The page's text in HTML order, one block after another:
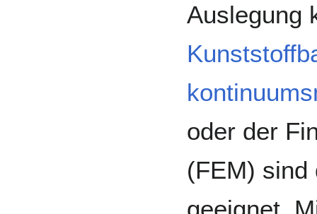
Auslegung
oder der
(FEM)